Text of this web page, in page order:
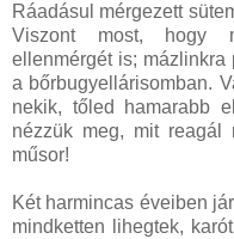
Ráadásul mérgezett
Viszont most, hogy
ellenmérgét is; mázlinkra
a bőrbugyellárisomban.
nekik, tőled hamarabb
nézzük meg, mit
műsor!
Két harmincas éveiben
mindketten lihegtek,